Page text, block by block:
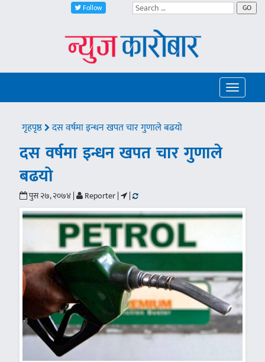
Follow GO
Toggle
गृहपृष्ठ दस वर्षमा इन्धन खपत चार गुणाले बढयो
दस वर्षमा इन्धन खपत चार गुणाले
बढयो
पुस २७, २०७४ | Reporter | |